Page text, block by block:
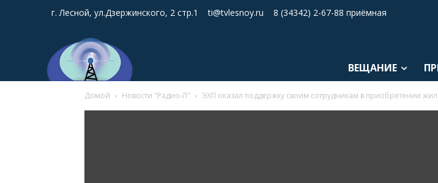
г. Лесной, ул.Дзержинского, 2 стр.1 ti@tvlesnoy.ru 8 (34342) 2-67-88 приёмная
ВЕЩАНИЕ
Домой Новости "Радио-Л" ЭХП оказал поддержку своим сотрудникам в приобретении